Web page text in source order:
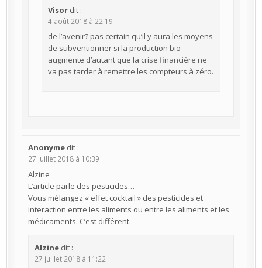
Visor dit :
4 août 2018 à 22:19
de l’avenir? pas certain qu’il y aura les moyens
de subventionner si la production bio
augmente d’autant que la crise financière ne
va pas tarder à remettre les compteurs à zéro.
Anonyme dit :
27 juillet 2018 à 10:39
Alzine
L’article parle des pesticides…
Vous mélangez « effet cocktail » des pesticides et
interaction entre les aliments ou entre les aliments et les
médicaments. C’est différent.
Alzine dit :
27 juillet 2018 à 11:22